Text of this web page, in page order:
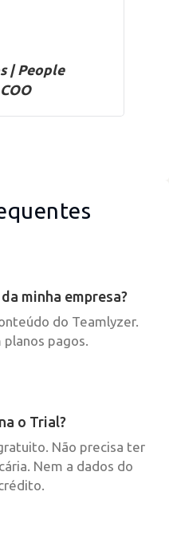
| People
minha empresa?
do Teamlyzer.
pagos.
o Trial?
Não precisa ter
Nem a dados do